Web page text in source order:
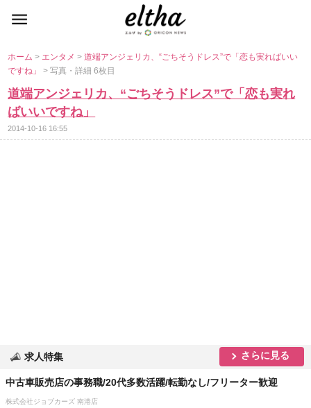
ホーム> エンタメ>道端アンジェリカ、“ごちそうドレス”で「恋も実ればいい
ですね」> 写真・詳細 6枚目
道端アンジェリカ、“ごちそうドレス”で「恋も実れ
ばいいですね」
2014-10-16 16:55
求人特集 さらに見る
中古車販売店の事務職/20代多数活躍/転勤なし/フリーター歓迎
株式会社ジョブカーズ 南港店